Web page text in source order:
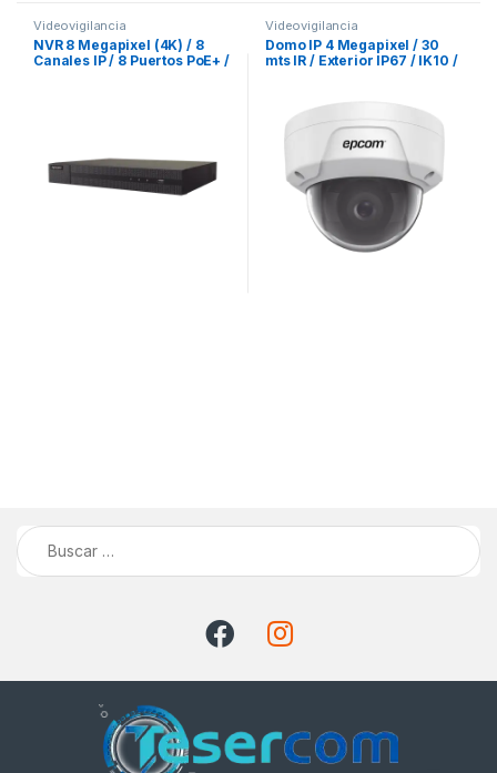
Videovigilancia
NVR 8 Megapixel (4K) / 8
Canales IP / 8 Puertos PoE+ /
Videovigilancia
Domo IP 4 Megapixel / 30
mts IR / Exterior IP67 / IK10 /
Buscar: